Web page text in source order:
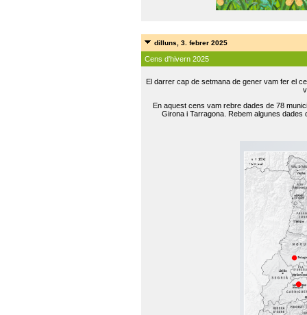
dilluns, 3. febrer 2025
Cens d'hivern 2025
El darrer cap de setmana de gener vam fer el
En aquest cens vam rebre dades de 78
Girona i Tarragona. Rebem algunes